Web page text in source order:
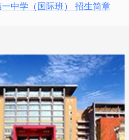
中学（国际班） 招生简章